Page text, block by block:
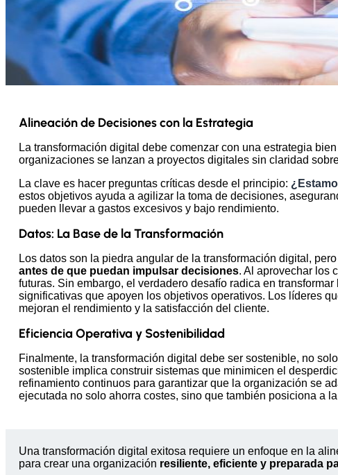
Alineación de Decisiones con la Estrategia
La transformación digital debe comenzar con una estrategia
organizaciones se lanzan a proyectos digitales sin claridad
La clave es hacer preguntas críticas desde el principio:
estos objetivos ayuda a agilizar la toma de decisiones,
pueden llevar a gastos excesivos y bajo rendimiento.
Datos: La Base de la Transformación
Los datos son la piedra angular de la transformación digital,
antes de que puedan impulsar decisiones. Al aprovechar los
futuras. Sin embargo, el verdadero desafío radica en
significativas que apoyen los objetivos operativos. Los líderes
mejoran el rendimiento y la satisfacción del cliente.
Eficiencia Operativa y Sostenibilidad
Finalmente, la transformación digital debe ser sostenible, no
sostenible implica construir sistemas que minimicen el
refinamiento continuos para garantizar que la organización se
ejecutada no solo ahorra costes, sino que también posiciona a
Una transformación digital exitosa requiere un enfoque en la
para crear una organización resiliente, eficiente y preparada